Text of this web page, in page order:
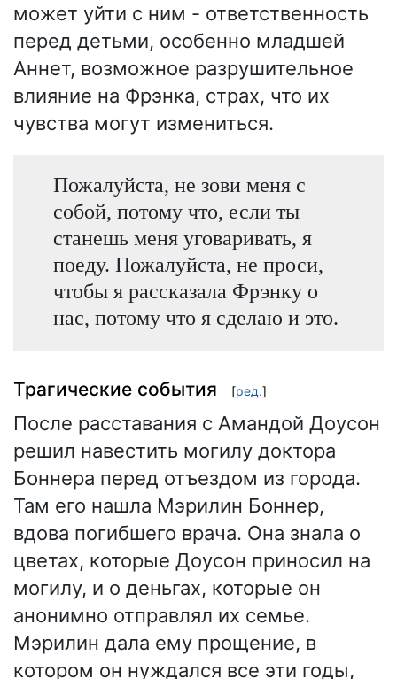
может уйти с ним - ответственность
перед детьми, особенно младшей
Аннет, возможное разрушительное
влияние на Фрэнка, страх, что их
чувства могут измениться.
Пожалуйста, не зови меня с
собой, потому что, если ты
станешь меня уговаривать, я
поеду. Пожалуйста, не проси,
чтобы я рассказала Фрэнку о
нас, потому что я сделаю и это.
Трагические события [ред.]
После расставания с Амандой Доусон
решил навестить могилу доктора
Боннера перед отъездом из города.
Там его нашла Мэрилин Боннер,
вдова погибшего врача. Она знала о
цветах, которые Доусон приносил на
могилу, и о деньгах, которые он
анонимно отправлял их семье.
Мэрилин дала ему прощение, в
котором он нуждался все эти годы,